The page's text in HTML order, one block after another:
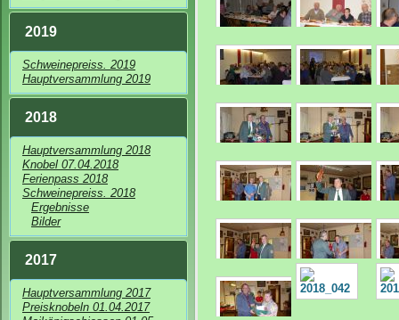
2019
Schweinepreiss. 2019
Hauptversammlung 2019
2018
Hauptversammlung 2018
Knobel 07.04.2018
Ferienpass 2018
Schweinepreiss. 2018
Ergebnisse
Bilder
2017
Hauptversammlung 2017
Preisknobeln 01.04.2017